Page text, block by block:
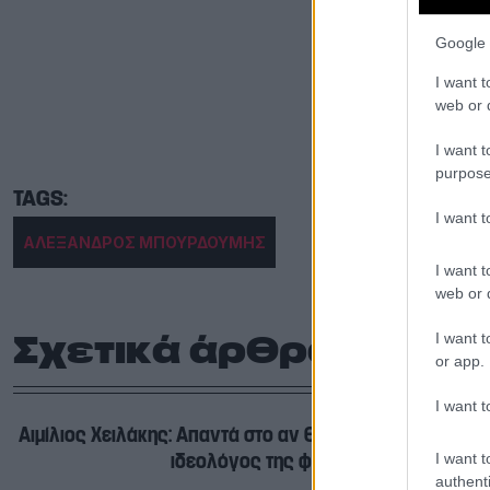
Google
I want
web or
I want
I want
I want
web or
I want
or app.
I want
I want
ΑΛΕΞΑΝΔΡΟΣ ΜΠΟΥΡΔΟΥΜΗΣ
Σχετικά άρθρα
Αιμίλιος Χειλάκης: Απαντά στο αν θα πολιτευτεί – «Εγώ
ιδεολόγος της φανέλας»